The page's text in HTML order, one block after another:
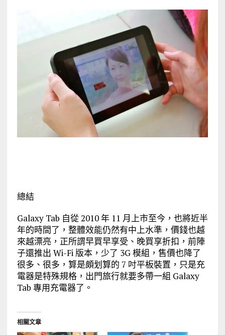
總結
Galaxy Tab 自從 2010 年 11 月上市至今，也將近半
年的時間了，整體效能仍然有中上水準，價錢也越
來越漂亮，正所謂早買早享受、晚買享折扣，前陣
子還推出 Wi-Fi 版本，少了 3G 模組，售價也降了
很多、很多，算是頗划算的 7 吋平板裝置，只是充
電器是特殊規格，出門旅行就要多帶一組 Galaxy
Tab 專用充電器了。
相關文章